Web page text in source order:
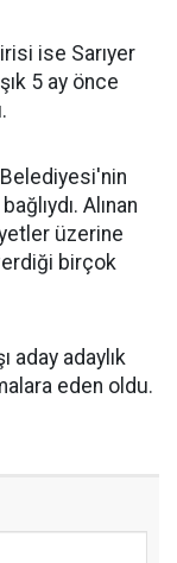
ise Sarıyer
5 ay önce
Alınan
üzerine
birçok
aday adaylık
eden oldu.